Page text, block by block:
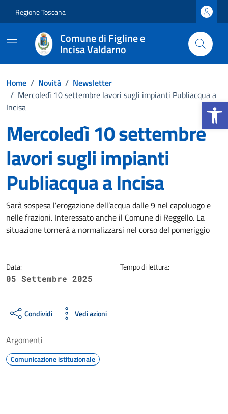
Apri la
Regione Toscana
Comune di Figline e
Incisa Valdarno
Home / Novità / Newsletter
/ Mercoledì 10 settembre lavori sugli impianti Publiacqua a
Incisa
Mercoledì 10 settembre
lavori sugli impianti
Publiacqua a Incisa
Dettagli della notizia
Sarà sospesa l’erogazione dell’acqua dalle 9 nel capoluogo e
nelle frazioni. Interessato anche il Comune di Reggello. La
situazione tornerà a normalizzarsi nel corso del pomeriggio
Data:
05 Settembre 2025
Tempo di lettura:
Condividi Vedi azioni
Argomenti
Comunicazione istituzionale